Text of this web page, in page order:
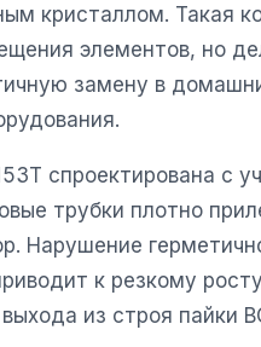
кристаллом. Такая
элементов, но
замену в
спроектирована с
трубки плотно
Нарушение
к резкому
из строя пайки